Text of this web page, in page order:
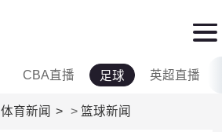
CBA直播 足球 英超直播
体育新闻 > 篮球新闻